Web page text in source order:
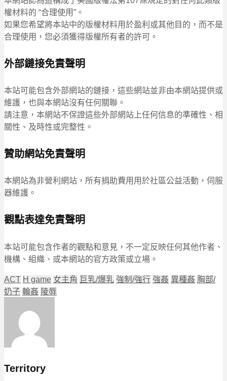
權材料的 “合理使用”。
如果您希望將本站中的版權材料用於盈利或其他目的，而不是
合理使用，您必須獲得版權所有者的許可。
外部鏈接免責聲明
本站可能包含外部網站的鏈接，這些網站並非由本網站提供或
維護，也與本網站沒有任何關聯。
請注意，本網站不保證這些外部網站上任何信息的準確性、相
關性、及時性或完整性。
贊助網站免責聲明
本網站為非營利網站，所有捐助費用用於社區公益活動，伺服
器維護。
觀點表達免責聲明
本站可能包含作者的觀點和意見，不一定反映任何其他作者、
機構、組織、或本網站的官方政策或立場。
ACT H game 女主角 巨乳/爆乳 強制/強行 強姦 異種姦 胸部/
奶子 輪姦 陵辱
Territory